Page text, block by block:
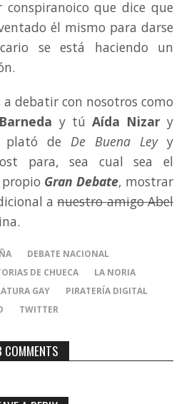
conspiranoico que dice que
él mismo para darse
se está haciendo un
debatir con nosotros como
y tú Aída Nizary
plató de De Buena Leyy
para, sea cual sea el
Gran Debate, mostrar
anuestro amigo Abel
DEBATE NACIONAL
DE CHUECA
LA NORIA
GAY
PIRATERÍA DIGITAL
TWITTER
COMMENTS